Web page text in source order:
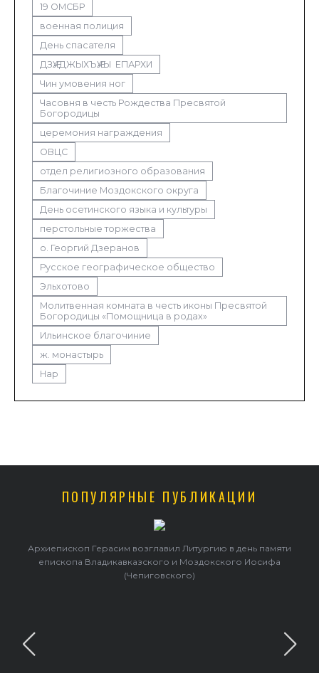
19 ОМСБР
военная полиция
День спасателя
ДЗӔУДЖЫХЪӔУЫ ЕПАРХИ
Чин умовения ног
Часовня в честь Рождества Пресвятой
Богородицы
церемония награждения
ОВЦС
отдел религиозного образования
Благочиние Моздокского округа
День осетинского языка и культуры
перстольные торжества
о. Георгий Дзеранов
Русское географическое общество
Эльхотово
Молитвенная комната в честь иконы Пресвятой
Богородицы «Помощница в родах»
Ильинское благочиние
ж. монастырь
Нар
ПОПУЛЯРНЫЕ ПУБЛИКАЦИИ
Архиепископ Герасим возглавил Литургию в день памяти
епископа Владикавказского и Моздокского Иосифа
(Чепиговского)